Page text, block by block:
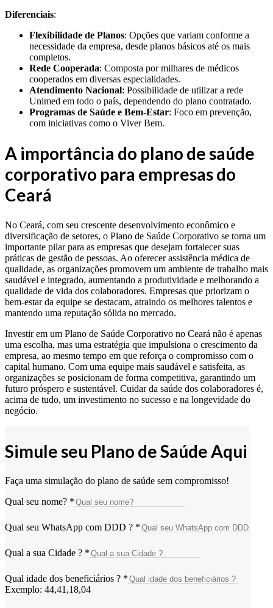
Diferenciais:
Flexibilidade de Planos: Opções que variam conforme a
necessidade da empresa, desde planos básicos até os mais
completos.
Rede Cooperada: Composta por milhares de médicos
cooperados em diversas especialidades.
Atendimento Nacional: Possibilidade de utilizar a rede
Unimed em todo o país, dependendo do plano contratado.
Programas de Saúde e Bem-Estar: Foco em prevenção,
com iniciativas como o Viver Bem.
A importância do plano de saúde
corporativo para empresas do
Ceará
No Ceará, com seu crescente desenvolvimento econômico e
diversificação de setores, o Plano de Saúde Corporativo se torna um
importante pilar para as empresas que desejam fortalecer suas
práticas de gestão de pessoas. Ao oferecer assistência médica de
qualidade, as organizações promovem um ambiente de trabalho mais
saudável e integrado, aumentando a produtividade e melhorando a
qualidade de vida dos colaboradores. Empresas que priorizam o
bem-estar da equipe se destacam, atraindo os melhores talentos e
mantendo uma reputação sólida no mercado.
Investir em um Plano de Saúde Corporativo no Ceará não é apenas
uma escolha, mas uma estratégia que impulsiona o crescimento da
empresa, ao mesmo tempo em que reforça o compromisso com o
capital humano. Com uma equipe mais saudável e satisfeita, as
organizações se posicionam de forma competitiva, garantindo um
futuro próspero e sustentável. Cuidar da saúde dos colaboradores é,
acima de tudo, um investimento no sucesso e na longevidade do
negócio.
Simule seu Plano de Saúde Aqui
Faça uma simulação do plano de saúde sem compromisso!
Qual seu nome? *
Qual seu WhatsApp com DDD ? *
Qual a sua Cidade ? *
Qual idade dos beneficiários ? *
Exemplo: 44,41,18,04